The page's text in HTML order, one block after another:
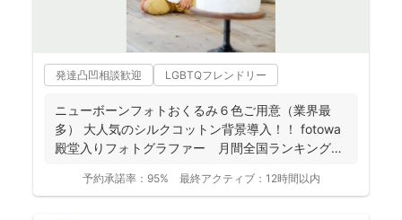
発達凸凹相談歓迎 LGBTQフレンドリー
ニューボーンフォトおくるみ６色ご用意（業界最
多） 大人気のシルクコットン背景導入！！ fotowa
殿堂入りフォトグラファー 月間全国ランキング１
予約承諾率： 95% 最終アクティブ： 12時間以内